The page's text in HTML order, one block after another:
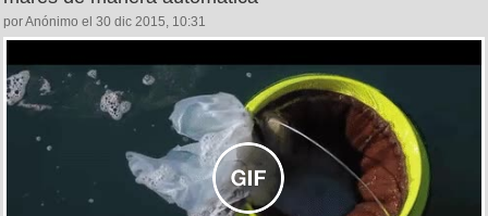
por Anónimo el 30 dic 2015, 10:31